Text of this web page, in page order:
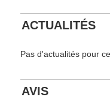
ACTUALITÉS
Pas d'actualités pour
AVIS